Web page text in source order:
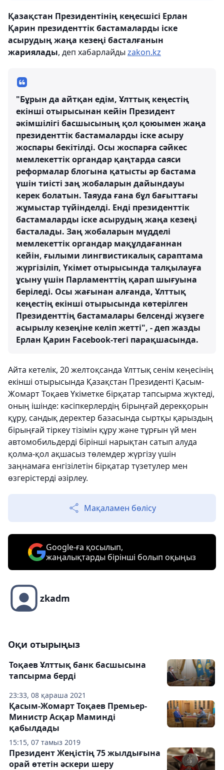
Қазақстан Президентінің кеңесшісі Ерлан
Қарин президенттік бастамаларды іске
асырудың жаңа кезеңі басталғанын
жариялады, деп хабарлайды zakon.kz
"Бұрын да айтқан едім, Ұлттық кеңестің
екінші отырысынан кейін Президент
әкімшілігі басшысының қол қоюымен жаңа
президенттік бастамаларды іске асыру
жоспары бекітілді. Осы жоспарға сәйкес
мемлекеттік органдар қаңтарда саяси
реформалар блогына қатысты әр бастама
үшін тиісті заң жобаларын дайындауы
керек болатын. Таяуда ғана бұл бағыттағы
жұмыстар түйінделді. Енді президенттік
бастамаларды іске асырудың жаңа кезеңі
басталады. Заң жобаларын мүдделі
мемлекеттік органдар мақұлдағаннан
кейін, ғылыми лингвистикалық сараптама
жүргізіліп, Үкімет отырысында талқылауға
ұсыну үшін Парламенттің қарап шығуына
беріледі. Осы жағынан алғанда, Ұлттық
кеңестің екінші отырысында көтерілген
Президенттің бастамалары белсенді жүзеге
асырылу кезеңіне келіп жетті", - деп жазды
Ерлан Қарин Facebook-тегі парақшасында.
Айта кетелік, 20 желтоқсанда Ұлттық сенім кеңесінің
екінші отырысында Қазақстан Президенті Қасым-
Жомарт Тоқаев Үкіметке бірқатар тапсырма жүктеді,
оның ішінде: кәсіпкерлердің бірыңғай дерекқорын
құру, сандық деректер базасында сыртқы қарыздың
бірыңғай тіркеу тізімін құру және тұрғын үй мен
автомобильдерді бірінші нарықтан сатып алуда
қолма-қол ақшасыз төлемдер жүргізу үшін
заңнамаға енгізілетін бірқатар түзетулер мен
өзгерістерді әзірлеу.
Мақаламен бөлісу
Google-ға қосылып,
жаңалықтарды бірінші болып оқыңыз
zkadm
Оқи отырыңыз
23:33, 08 қараша 2021
Тоқаев Ұлттық банк басшысына
тапсырма берді
15:15, 07 тамыз 2019
Қасым-Жомарт Тоқаев Премьер-
Министр Асқар Маминді
қабылдады
Президент Жеңістің 75 жылдығына
орай өтетін әскери шеру